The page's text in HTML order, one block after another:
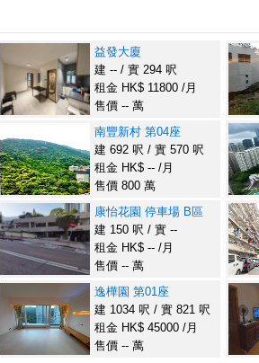
益發大廈
建 -- / 實 294 呎
租金 HK$ 11800 /月
售價 -- 萬
南豐新村 第04座
建 692 呎 / 實 570 呎
租金 HK$ -- /月
售價 800 萬
康怡花園 停車場 B區
建 150 呎 / 實 --
租金 HK$ -- /月
售價 -- 萬
逸樺園 第01座
建 1034 呎 / 實 821 呎
租金 HK$ 45000 /月
售價 -- 萬